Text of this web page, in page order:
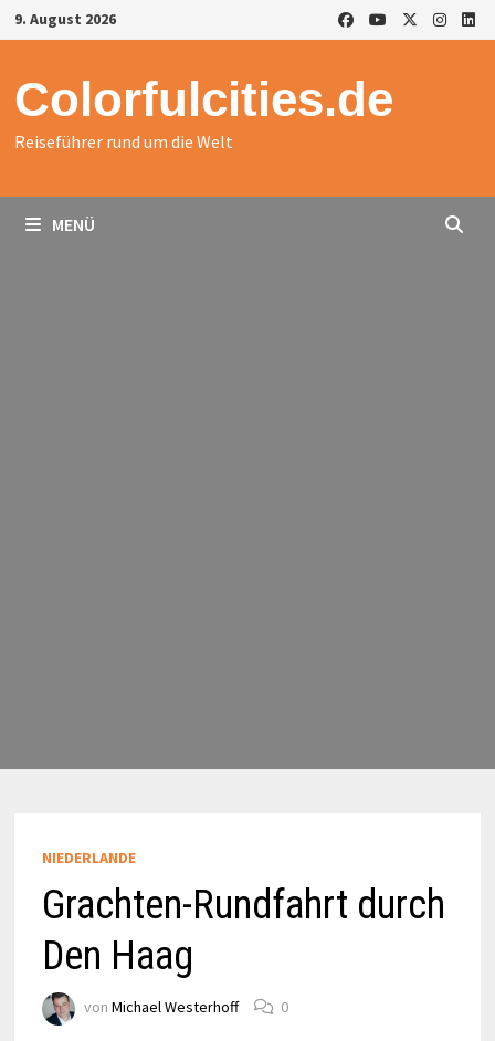
Zurück
zum
9. August 2026
Colorfulcities.de
Reiseführer rund um die Welt
MENÜ
NIEDERLANDE
Grachten-Rundfahrt durch
Den Haag
von Michael Westerhoff 0